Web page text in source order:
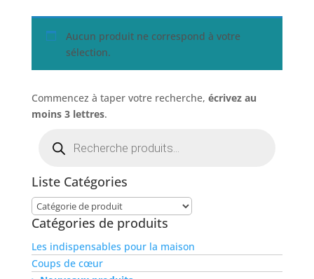
Aucun produit ne correspond à votre
sélection.
Commencez à taper votre recherche, écrivez au
moins 3 lettres.
produits
Liste Catégories
Catégories de produits
Les indispensables pour la maison
Coups de cœur